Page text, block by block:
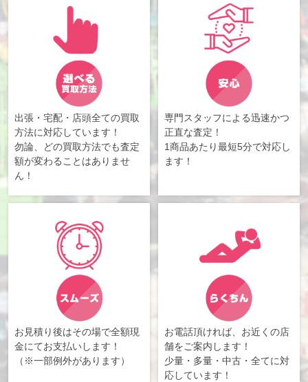
出張・宅配・店頭全ての買取
方法に対応しています！
勿論、どの買取方法でも査定
額が変わることはありませ
ん！
専門スタッフによる迅速かつ
正直な査定！
1商品あたり最短5分で対応し
ます！
お見積り後はその場で全額現
金にてお支払いします！
（※一部例外があります）
お電話頂ければ、お近くの店
舗をご案内します！
少量・多量・中古・全てに対
応しています！